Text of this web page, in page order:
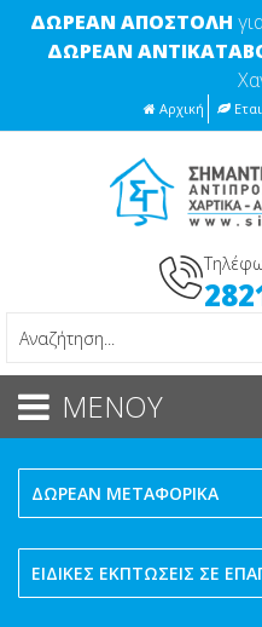
ΔΩΡΕΑΝ ΑΠΟΣΤΟΛΗ
ΔΩΡΕΑΝ
Αρχική
ΜΕΝΟΥ
ΔΩΡΕΑΝ ΜΕΤΑΦΟΡΙΚΑ
ΕΙΔΙΚΕΣ ΕΚΠΤΩΣΕΙΣ ΣΕ